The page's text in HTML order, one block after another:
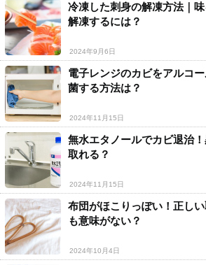
冷凍した刺身の解凍方法｜
解凍するには？
2024年9月6日
電子レンジのカビをアルコ
菌する方法は？
2024年11月15日
無水エタノールでカビ退治
取れる？
2024年11月15日
布団がほこりっぽい！正し
も意味がない？
2024年10月4日